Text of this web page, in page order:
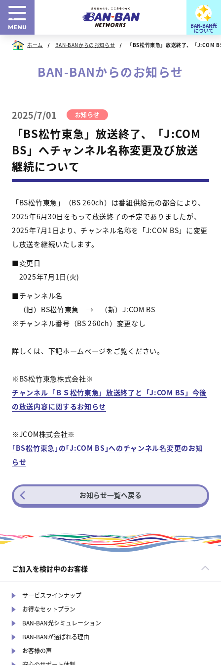
MENU BAN-BAN光
について
ホーム
BAN-BANからのお知らせ 「BS松竹東急」放送終了、「J:COM
BAN-BANからのお知らせ
「BS松竹東急」放送終了、「J:COM
BS」へチャンネル名称変更及び放送
継続について
2025/7/01 お知らせ
「BS松竹東急」（BS 260ch）は番組供給元の都合により、
2025年6月30日をもって放送終了の予定でありましたが、
2025年7月1日より、チャンネル名称を「J:COM BS」に変更
し放送を継続いたします。
■変更日
2025年7月1日(火)
■チャンネル名
（旧）BS松竹東急 → （新）J:COM BS
※チャンネル番号（BS 260ch）変更なし
詳しくは、下記ホームページをご覧ください。
※BS松竹東急株式会社※
チャンネル「ＢＳ松竹東急」放送終了と「J:COM BS」今後
の放送内容に関するお知らせ
※JCOM株式会社※
｢BS松竹東急｣の｢J:COM BS｣へのチャンネル名変更のお知
らせ
お知らせ一覧へ戻る
ご加入を検討中のお客様
サービスラインナップ
お得なセットプラン
BAN-BAN光シミュレーション
BAN-BANが選ばれる理由
お客様の声